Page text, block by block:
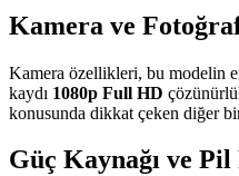
Kamera ve
Kamera özellikleri, bu modelin
kaydı 1080p Full HD
konusunda dikkat çeken diğer
Güç Kaynağı ve Pil